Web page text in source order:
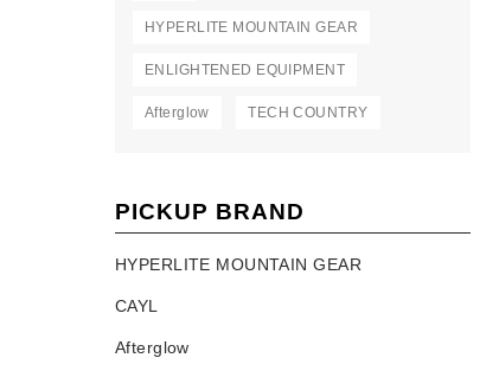
HYPERLITE MOUNTAIN GEAR
ENLIGHTENED EQUIPMENT
Afterglow TECH COUNTRY
PICKUP BRAND
HYPERLITE MOUNTAIN GEAR
CAYL
Afterglow